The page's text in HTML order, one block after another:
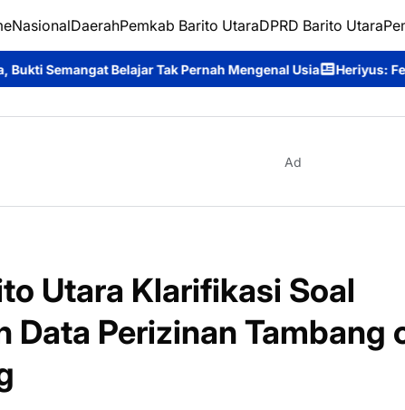
NasionalDaerahPemkab Barito UtaraDPRD Barito Utara
Pernah Mengenal Usia Heriyus: Festival Tira Tangka Balang
Ad
Utara Klarifikasi Soal
Data Perizinan Tambang